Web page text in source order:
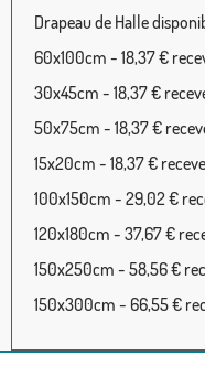
Drapeau de Halle
60x100cm - 18,37 €
30x45cm - 18,37 €
50x75cm - 18,37 €
15x20cm - 18,37 €
100x150cm - 29,02 €
120x180cm - 37,67 €
150x250cm - 58,56 €
150x300cm - 66,55 €